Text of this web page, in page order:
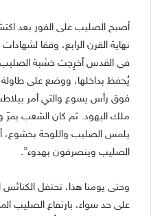
أصبح الصليب على الفور بعد
نهاية القرن الرابع، وفقا
في القدس أخرِجت خشبة الصليب
يُحفظ بداخلها، ووضع على
فوق رأس يسوع والتي أمر
ملك اليهود. ثم كان الشعب يمرّ
يلمس الصليب واللوحة بخشوع،
الصليب وينصرفون بهدوء”.
وحتى يومنا هذا، تحتفل الكنائس
على حد سواء، بارتفاع الصليب